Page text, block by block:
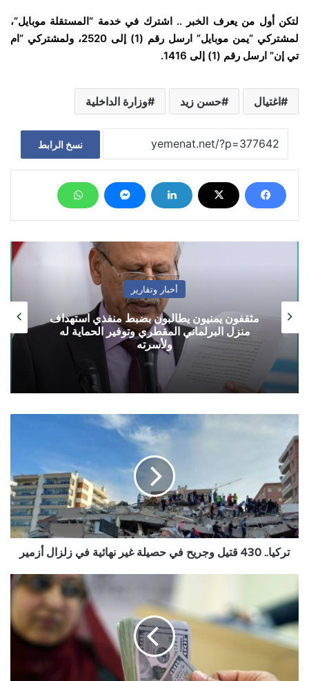
لتكن أول من يعرف الخبر .. اشترك في خدمة “المستقلة موبايل“،
لمشتركي “يمن موبايل” ارسل رقم (1) إلى 2520، ولمشتركي “ام
تي إن” ارسل رقم (1) إلى 1416
.
اغتيال حسن زيد وزارة الداخلية
نسخ الرابط
أخبار وتقارير
مثقفون يمنيون يطالبون بضبط منفذي استهداف
منزل البرلماني المقطري وتوفير الحماية له
ولأسرته
430
قتيل
وجريح
في
حصيلة
غير
نهائية
في
زلزال
تركيا.. 430 قتيل وجريح في حصيلة غير نهائية في زلزال أزمير
الصرف
مقابل
الريال
اليمني
السبت